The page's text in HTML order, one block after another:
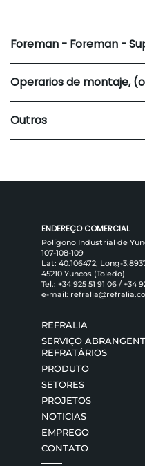
Foreman - Foreman -
Operarios de montaje,
Outros
ENDEREÇO ​​COMERCIAL
Polígono Industrial de
107-108-109
Lat: 40.106472, Long-
45210 Yuncos (Toledo)
Tel.: +34 925 51 91 06 / +34
e-mail:
REFRALIA
SERVIÇO
REFRATÁRIOS
PRODUTO
SETORES
PROJETOS
NOTICIAS
EMPREGO
CONTATO